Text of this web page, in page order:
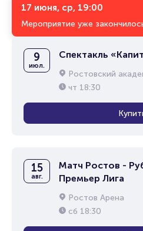
17 июня, ср, 19:00
Мероприятие уже
9
июл.
Спектакль
Ростовский
чт 18:30
15
авг.
Матч Ростов -
Премьер Лига
Ростов Арена
сб 18:30